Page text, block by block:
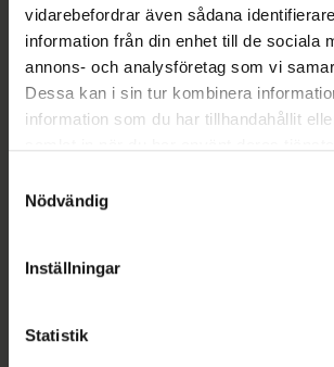
vidarebefordrar även sådana
information från din enhet till de sociala
annons- och analysföretag som vi
Dessa kan i sin tur kombinera
information som du har tillhandahållit
återkalla ditt samtycke via webbplatsens
cookieinställningar. Ett återkallat
lagligheten av behandling som skett
Nödvändig
Inställningar
Statistik
Beskrivning
EAN:09010854003547
Kronans Apotek finns här för dig. Du
syd till Lappland i norr, och online i
hjälpa just dig att må lite bättre.